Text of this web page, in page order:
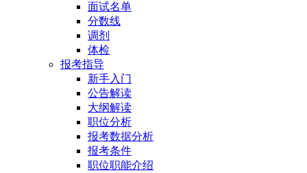
面试名单
分数线
调剂
体检
报考指导
新手入门
公告解读
大纲解读
职位分析
报考数据分析
报考条件
职位职能介绍